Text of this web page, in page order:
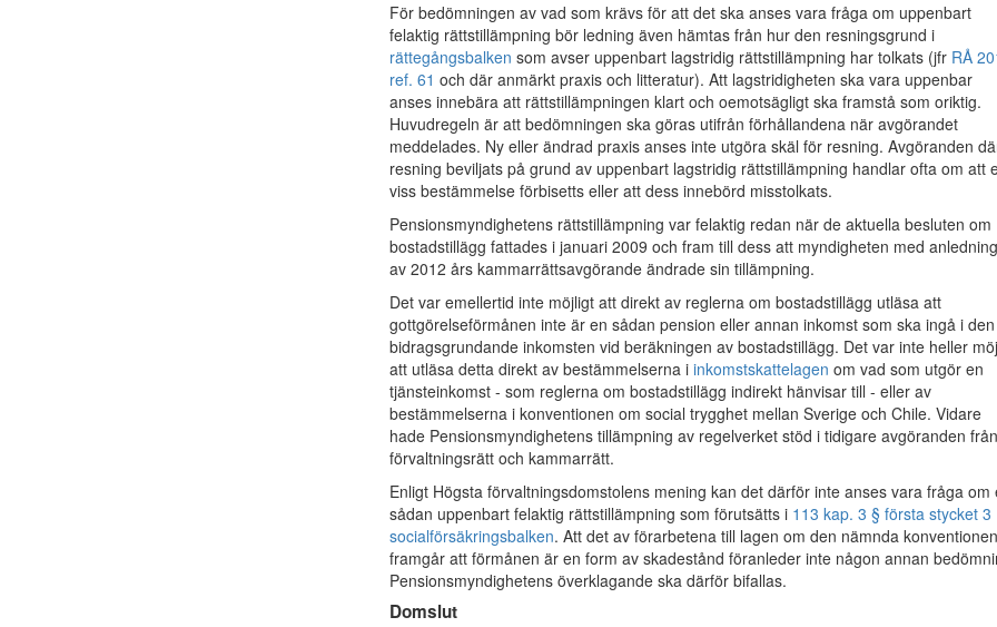
För bedömningen av vad som krävs för att det ska anses vara fråga om uppenbart
felaktig rättstillämpning bör ledning även hämtas från hur den resningsgrund i
rättegångsbalken som avser uppenbart lagstridig rättstillämpning har tolkats (jfr RÅ
ref. 61 och där anmärkt praxis och litteratur). Att lagstridigheten ska vara uppenbar
anses innebära att rättstillämpningen klart och oemotsägligt ska framstå som oriktig.
Huvudregeln är att bedömningen ska göras utifrån förhållandena när avgörandet
meddelades. Ny eller ändrad praxis anses inte utgöra skäl för resning. Avgöranden
resning beviljats på grund av uppenbart lagstridig rättstillämpning handlar ofta om att
viss bestämmelse förbisetts eller att dess innebörd misstolkats.
Pensionsmyndighetens rättstillämpning var felaktig redan när de aktuella besluten om
bostadstillägg fattades i januari 2009 och fram till dess att myndigheten med anledning
av 2012 års kammarrättsavgörande ändrade sin tillämpning.
Det var emellertid inte möjligt att direkt av reglerna om bostadstillägg utläsa att
gottgörelseförmånen inte är en sådan pension eller annan inkomst som ska ingå i den
bidragsgrundande inkomsten vid beräkningen av bostadstillägg. Det var inte heller
att utläsa detta direkt av bestämmelserna i inkomstskattelagen om vad som utgör en
tjänsteinkomst - som reglerna om bostadstillägg indirekt hänvisar till - eller av
bestämmelserna i konventionen om social trygghet mellan Sverige och Chile. Vidare
hade Pensionsmyndighetens tillämpning av regelverket stöd i tidigare avgöranden från
förvaltningsrätt och kammarrätt.
Enligt Högsta förvaltningsdomstolens mening kan det därför inte anses vara fråga om
sådan uppenbart felaktig rättstillämpning som förutsätts i 113 kap. 3 § första stycket 3
socialförsäkringsbalken. Att det av förarbetena till lagen om den nämnda konventionen
framgår att förmånen är en form av skadestånd föranleder inte någon annan
Pensionsmyndighetens överklagande ska därför bifallas.
Domslut